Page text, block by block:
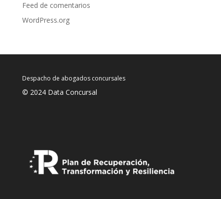
Feed de comentarios
WordPress.org
Despacho de abogados concursales
© 2024 Data Concursal